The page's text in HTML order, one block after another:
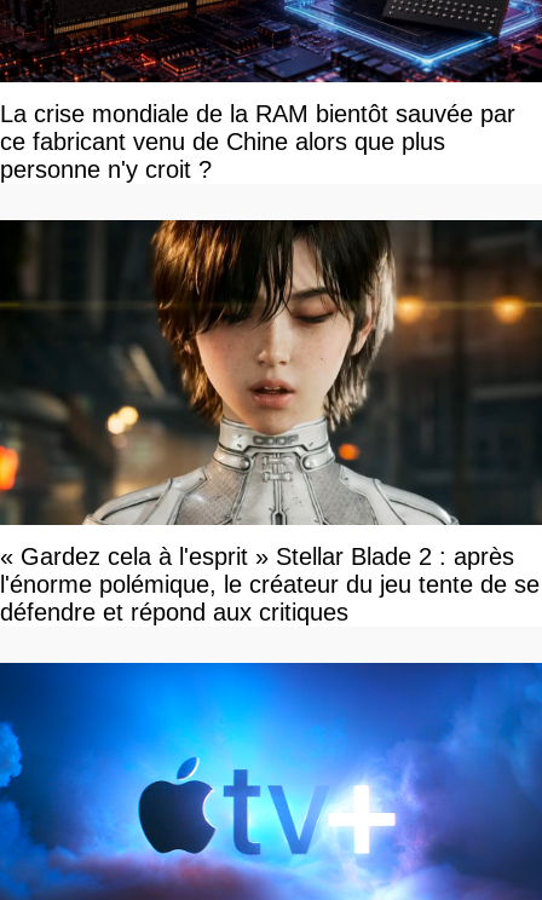
La crise mondiale de la RAM bientôt sauvée par
ce fabricant venu de Chine alors que plus
personne n'y croit ?
« Gardez cela à l'esprit » Stellar Blade 2 : après
l'énorme polémique, le créateur du jeu tente de se
défendre et répond aux critiques